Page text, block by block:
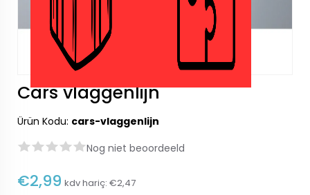
Cars vlaggenlijn
Ürün Kodu: cars-vlaggenlijn
Nog niet beoordeeld
€2,99 kdv hariç: €2,47